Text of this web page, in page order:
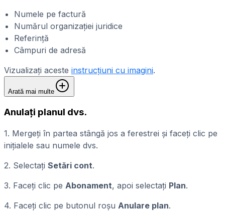
Numele pe factură
Numărul organizației juridice
Referință
Câmpuri de adresă
Vizualizați aceste instrucțiuni cu imagini.
Arată mai multe
Anulați planul dvs.
1. Mergeți în partea stângă jos a ferestrei și faceți clic pe
inițialele sau numele dvs.
2. Selectați Setări cont.
3. Faceți clic pe Abonament, apoi selectați Plan.
4. Faceți clic pe butonul roșu Anulare plan.